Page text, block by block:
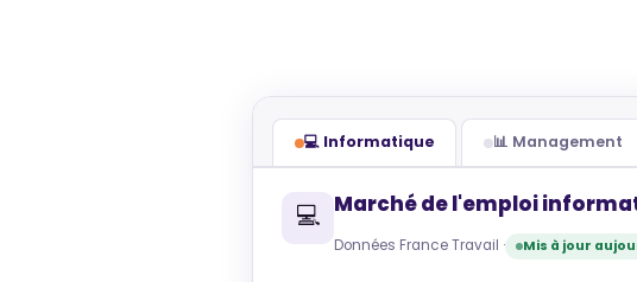
💻 Informatique 📊 Management
💻 Marché de l'emploi
Données France Travail · Mis à jour